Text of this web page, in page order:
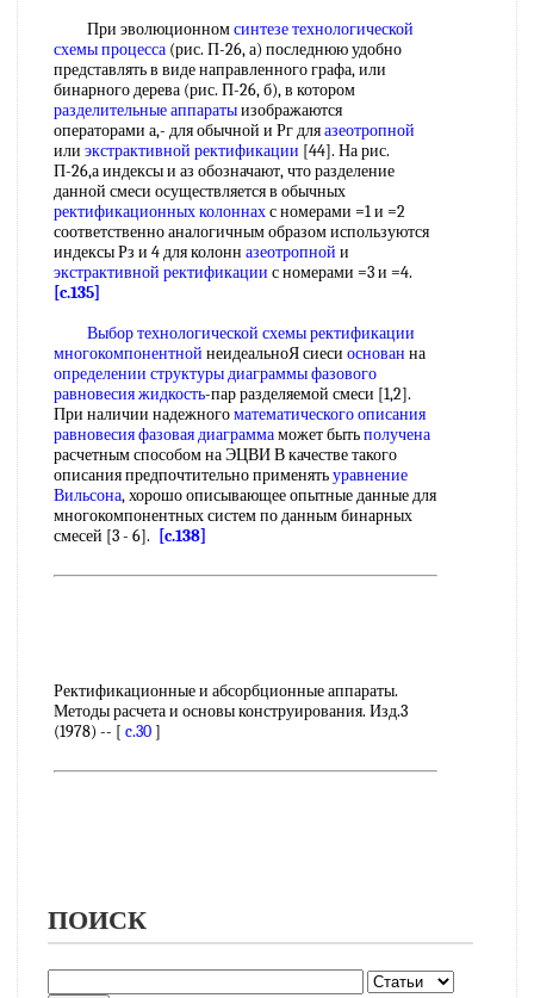
При эволюционномсинтезе технологической
схемыпроцесса (рис. П-26, а) последнюю удобно
представлять в виде направленного графа, или
бинарного дерева (рис. П-26, б), в котором
разделительные аппаратыизображаются
операторами а,- для обычной и Рг дляазеотропной
или экстрактивной ректификации [44]. На рис.
П-26,а индексы и аз обозначают, что разделение
данной смеси осуществляется в обычных
ректификационных колоннахс номерами =1 и =2
соответственно аналогичным образом используются
индексы Рз и 4 для колонн азеотропной и
экстрактивной ректификации с номерами =3 и =4.
[c.135]
Выбор технологической схемыректификации
многокомпонентной неидеальноЯ сиеси основан на
определении структурыдиаграммы фазового
равновесия жидкость-пар разделяемой смеси [1,2].
При наличии надежногоматематического описания
равновесия фазовая диаграммаможет бытьполучена
расчетным способом на ЭЦВИ В качестве такого
описания предпочтительно применятьуравнение
Вильсона, хорошо описывающее опытные данные для
многокомпонентных систем по данным бинарных
смесей [3 - 6].
[c.138]
Ректификационные и абсорбционные аппараты.
Методы расчета и основы конструирования. Изд.3
(1978) -- [ c.30]
ПОИСК